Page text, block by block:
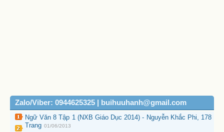
Zalo/Viber: 0944625325 | buihuuhanh@gmail.com
Ngữ Văn 8 Tập 1 (NXB Giáo Dục 2014) - Nguyễn Khắc Phi, 178
Trang 01/06/2013